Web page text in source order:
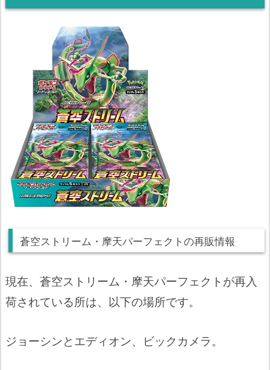
蒼空ストリーム・摩天パーフェクトの再販情報
現在、蒼空ストリーム・摩天パーフェクトが再入
荷されている所は、以下の場所です。
ジョーシンとエディオン、ビックカメラ。